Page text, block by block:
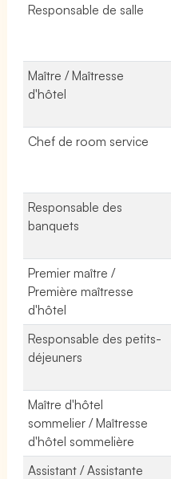
Responsable de salle
Maître / Maîtresse
d'hôtel
Chef de room service
Responsable des
banquets
Premier maître /
Première maîtresse
d'hôtel
Responsable des petits-
déjeuners
Maître d'hôtel
sommelier / Maîtresse
d'hôtel sommelière
Assistant / Assistante